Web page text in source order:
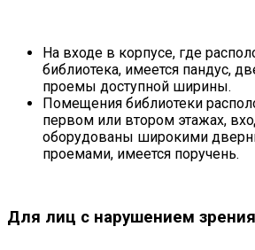
На входе в корпусе, где
библиотека, имеется пандус,
проемы доступной ширины.
Помещения библиотеки
первом или втором этажах,
оборудованы широкими
проемами, имеется поручень.
Для лиц с нарушением